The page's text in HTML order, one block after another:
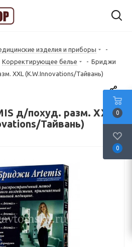
изделия и приборы
-
Корректирующее белье - Бриджи
XXL (K.W.Innovations/Тайвань)
д/похуд. разм. XXL
Тайвань)
0
0